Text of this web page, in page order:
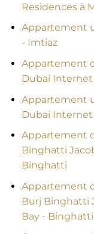
Residences à
Appartement
- Imtiaz
Appartement
Dubai Internet
Appartement
Dubai Internet
Appartement
Binghatti
Binghatti
Appartement
Burj Binghatti
Bay - Binghatti